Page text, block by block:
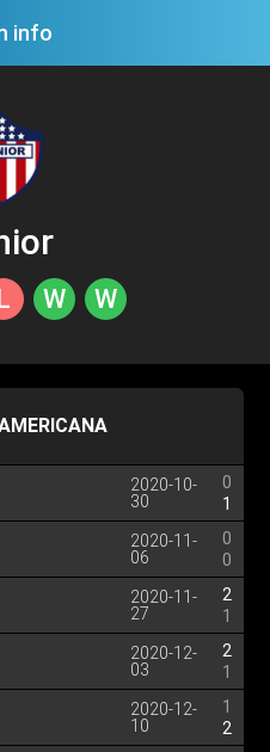
info
W W
2020-10-
30
0
1
2020-11-
06
0
0
2020-11-
27
2
1
2020-12-
03
2
1
2020-12-
10
1
2